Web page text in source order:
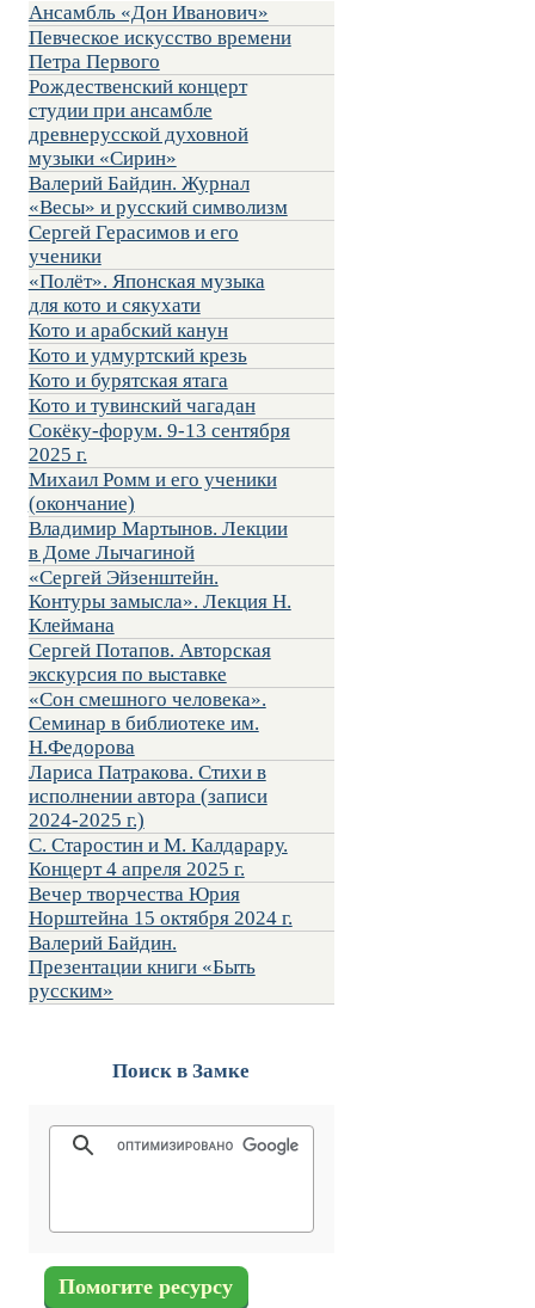
Ансамбль «Дон Иванович»
Певческое искусство времени
Петра Первого
Рождественский концерт
студии при ансамбле
древнерусской духовной
музыки «Сирин»
Валерий Байдин. Журнал
«Весы» и русский символизм
Сергей Герасимов и его
ученики
«Полёт». Японская музыка
для кото и сякухати
Кото и арабский канун
Кото и удмуртский крезь
Кото и бурятская ятага
Кото и тувинский чагадан
Сокёку-форум. 9-13 сентября
2025 г.
Михаил Ромм и его ученики
(окончание)
Владимир Мартынов. Лекции
в Доме Лычагиной
«Сергей Эйзенштейн.
Контуры замысла». Лекция Н.
Клеймана
Сергей Потапов. Авторская
экскурсия по выставке
«Сон смешного человека».
Семинар в библиотеке им.
Н.Федорова
Лариса Патракова. Стихи в
исполнении автора (записи
2024-2025 г.)
С. Старостин и М. Калдарару.
Концерт 4 апреля 2025 г.
Вечер творчества Юрия
Норштейна 15 октября 2024 г.
Валерий Байдин.
Презентации книги «Быть
русским»
Поиск в Замке
Помогите ресурсу